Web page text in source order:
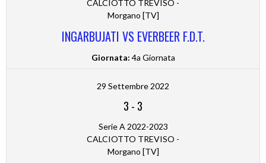
CALCIOTTO TREVISO -
Morgano [TV]
INGARBUJATI VS EVERBEER F.D.T.
Giornata: 4a Giornata
29 Settembre 2022
3 - 3
Serie A 2022-2023
CALCIOTTO TREVISO -
Morgano [TV]